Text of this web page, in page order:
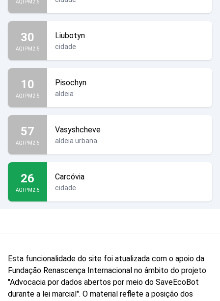
AQI PM2.5
30
AQI PM2.5
Liubotyn
cidade
10
AQI PM2.5
Pisochyn
aldeia
57
AQI PM2.5
Vasyshcheve
aldeia urbana
26
AQI PM2.5
Carcóvia
cidade
Esta funcionalidade do site foi atualizada com o apoio da
Fundação Renascença Internacional no âmbito do projeto
"Advocacia por dados abertos por meio do SaveEcoBot
durante a lei marcial". O material reflete a posição dos